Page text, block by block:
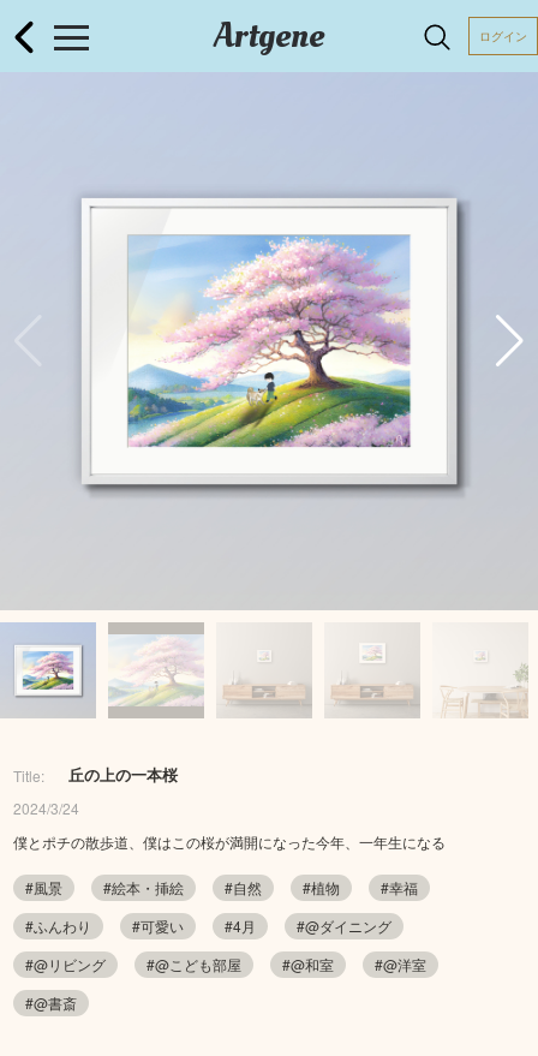
Artgene ログイン
Title: 丘の上の一本桜
2024/3/24
僕とポチの散歩道、僕はこの桜が満開になった今年、一年生になる
#風景 #絵本・挿絵 #自然 #植物
#幸福
#ふんわり
#可愛い #4月
#@ダイニング
#@リビング
#@こども部屋 #@和室
#@洋室
#@書斎